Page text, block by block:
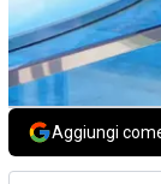
Aggiungi